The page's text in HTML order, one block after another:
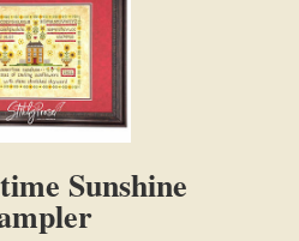
Sunshine